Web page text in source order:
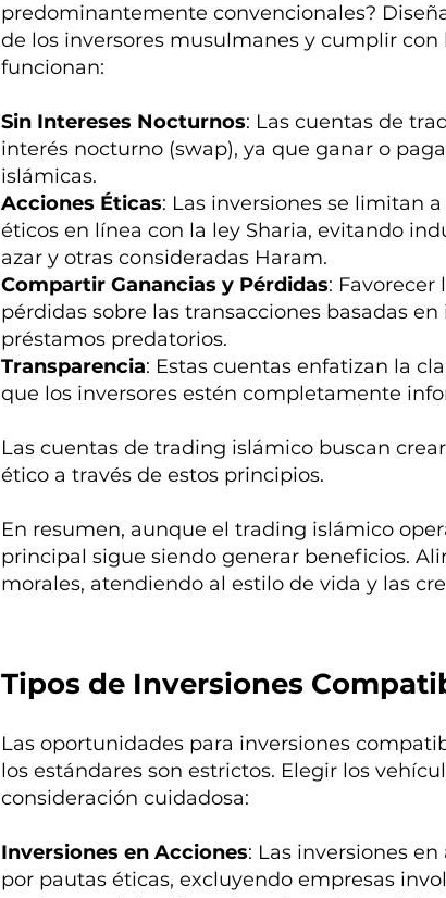
predominantemente convencionales?
de los inversores musulmanes y cumplir
funcionan:
Sin Intereses Nocturnos: Las cuentas de
interés nocturno (swap), ya que ganar o
islámicas.
Acciones Éticas: Las inversiones se limitan
éticos en línea con la ley Sharia, evitando
azar y otras consideradas Haram.
Compartir Ganancias y Pérdidas:
pérdidas sobre las transacciones basadas
préstamos predatorios.
Transparencia: Estas cuentas enfatizan la
que los inversores estén completamente
Las cuentas de trading islámico buscan
ético a través de estos principios.
En resumen, aunque el trading islámico
principal sigue siendo generar beneficios.
morales, atendiendo al estilo de vida y las
Tipos de Inversiones
Las oportunidades para inversiones
los estándares son estrictos. Elegir los
consideración cuidadosa:
Inversiones en Acciones: Las inversiones
por pautas éticas, excluyendo empresas